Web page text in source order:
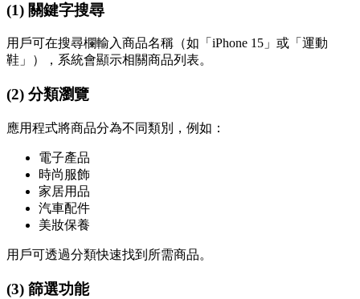
(1) 關鍵字搜尋
用戶可在搜尋欄輸入商品名稱（如「iPhone 15」或「運動
鞋」），系統會顯示相關商品列表。
(2) 分類瀏覽
應用程式將商品分為不同類別，例如：
電子產品
時尚服飾
家居用品
汽車配件
美妝保養
用戶可透過分類快速找到所需商品。
(3) 篩選功能